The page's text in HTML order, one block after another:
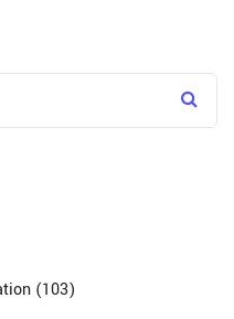
(103)